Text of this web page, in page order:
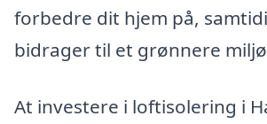
forbedre dit hjem på,
bidrager til et grønnere
At investere i loftisolering i